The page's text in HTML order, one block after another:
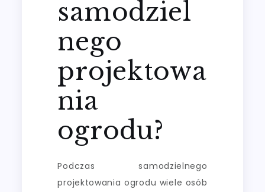
samodziel
nego
projektowa
nia
ogrodu?
Podczas samodzielnego
projektowania ogrodu wiele osób